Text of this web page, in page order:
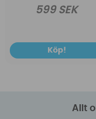
599 SEK
Köp!
Allt